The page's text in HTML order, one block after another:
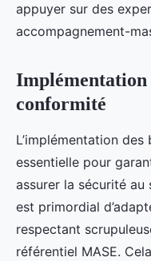
appuyer sur des
accompagnement-
Implémentation
conformité
L’implémentation
essentielle pour
assurer la sécurité au
est primordial
respectant
référentiel MASE.